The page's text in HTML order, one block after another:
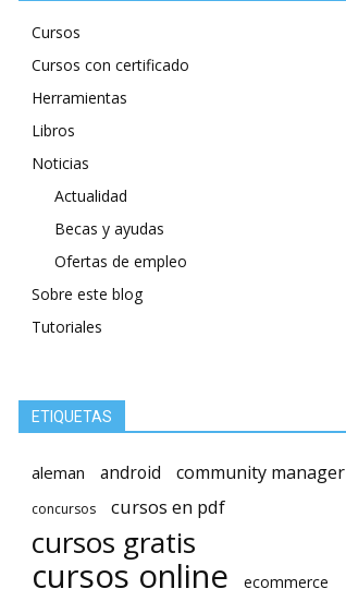
Cursos
Cursos con certificado
Herramientas
Libros
Noticias
Actualidad
Becas y ayudas
Ofertas de empleo
Sobre este blog
Tutoriales
ETIQUETAS
aleman android community manager
concursos cursos en pdf
cursos gratis
cursos online ecommerce